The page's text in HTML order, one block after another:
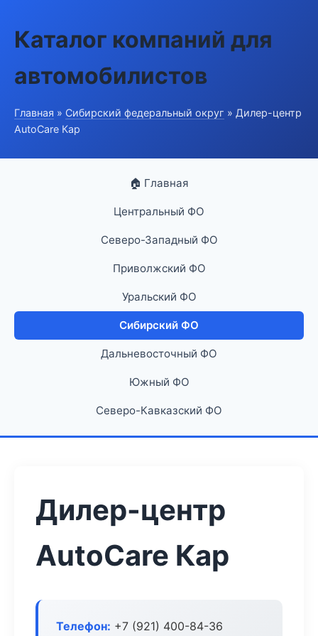
Каталог компаний для
автомобилистов
Главная » Сибирский федеральный округ » Дилер-центр
AutoCare Кар
🏠 Главная
Центральный ФО
Северо-Западный ФО
Приволжский ФО
Уральский ФО
Сибирский ФО
Дальневосточный ФО
Южный ФО
Северо-Кавказский ФО
Дилер-центр
AutoCare Кар
Телефон: +7 (921) 400-84-36